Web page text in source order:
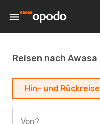
Reisen nach Awasa
Hin- und Rückreise
Von?